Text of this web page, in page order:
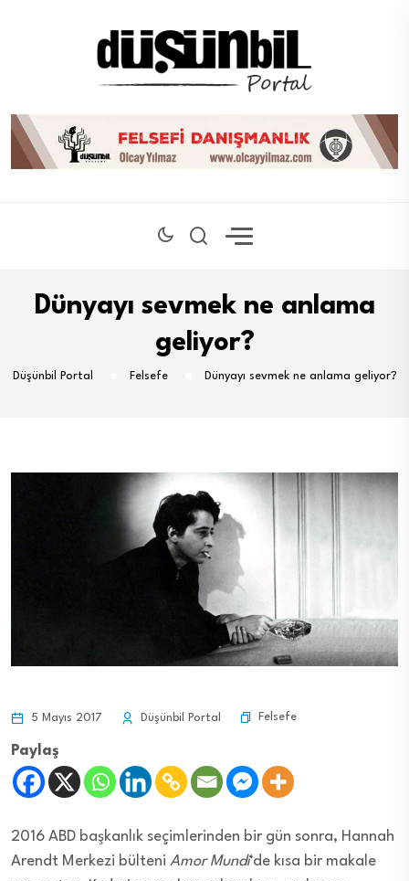
Dünyayı sevmek ne anlama
geliyor?
Düşünbil Portal Felsefe Dünyayı sevmek ne anlama geliyor?
5 Mayıs 2017 Düşünbil Portal Felsefe
Paylaş
2016 ABD başkanlık seçimlerinden bir gün sonra, Hannah
Arendt Merkezi bülteni Amor Mundi‘de kısa bir makale